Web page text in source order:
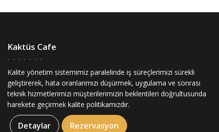
Kaktüs Cafe
Kalite yönetim sistemimiz paralelinde iş süreçlerimizi sürekli
geliştirerek, hata oranlarımızı düşürmek, uygulama ve sonrası
teknik hizmetlerimizi müşterilerimizin beklentileri doğrultusunda
harekete geçirmek kalite politikamızdır.
Detaylar Rezervasyon